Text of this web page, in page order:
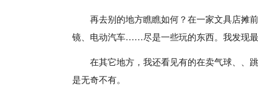
再去别的地方瞧瞧如何？在一家文具店摊
镜、电动汽车……尽是一些玩的东西。我发现最
在其它地方，我还看见有的在卖气球、、
是无奇不有。